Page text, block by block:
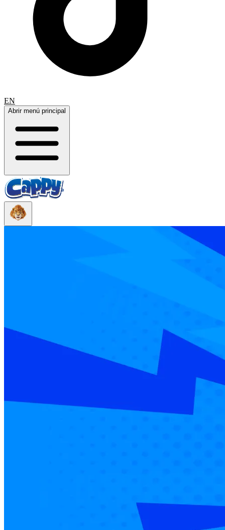
EN
Abrir menú principal